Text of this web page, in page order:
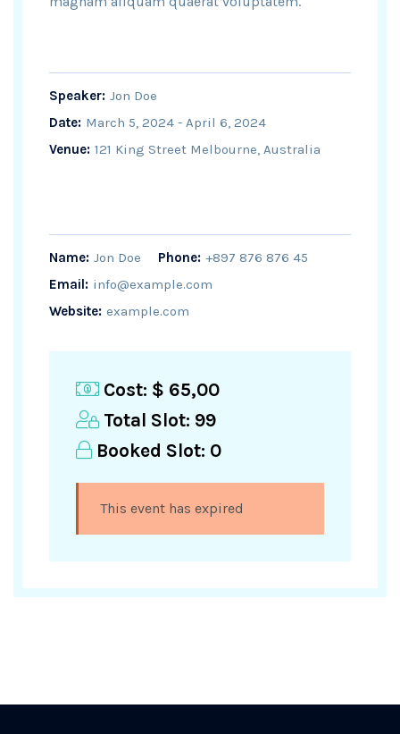
Speaker: Jon Doe
Date: March 5, 2024 - April 6, 2024
Venue: 121 King Street Melbourne, Australia
Name: Jon Doe Phone: +897 876 876 45
Email: info@example.com
Website: example.com
Cost: $ 65,00
Total Slot: 99
Booked Slot: 0
This event has expired